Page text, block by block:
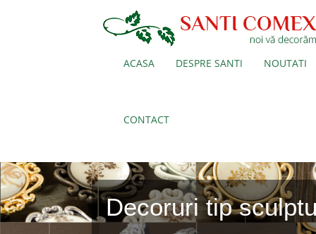
ACASA DESPRE SANTI NOUTATI
CONTACT
Decoruri tip